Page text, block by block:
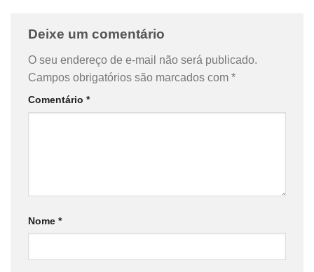
Deixe um comentário
O seu endereço de e-mail não será publicado.
Campos obrigatórios são marcados com *
Comentário *
Nome *